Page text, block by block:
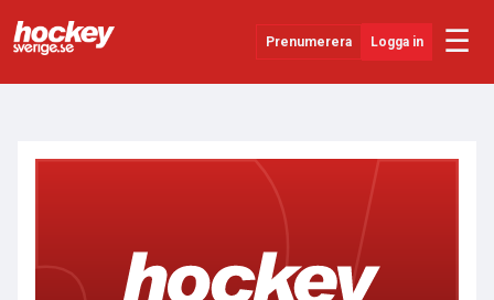
Prenumerera Logga in ☰